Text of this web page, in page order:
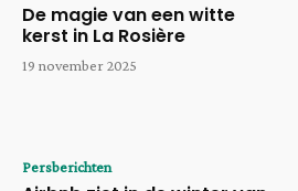
De magie van een witte
kerst in La Rosière
19 november 2025
Persberichten